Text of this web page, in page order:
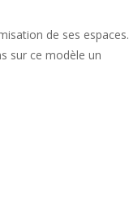
de ses espaces.
sur ce modèle un